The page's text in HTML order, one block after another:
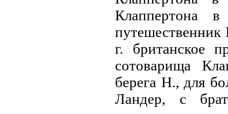
Клаппертонa
путешественник
г. британское
сотоварища
берега Н., для
Ландер, с